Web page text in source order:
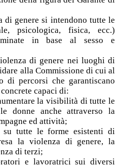
di genere si intendono tutte le
psicologica, fisica, ecc.)
in base al sesso e
di genere nei luoghi di
alla Commissione di cui al
di percorsi che garantiscano
capaci di:
la visibilità di tutte le
donne anche attraverso la
ed attività;
su tutte le forme esistenti di
la violenza di genere, la
di terzi;
e lavoratrici sui diversi